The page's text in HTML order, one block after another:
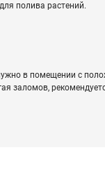
полива растений.
в помещении с
заломов,